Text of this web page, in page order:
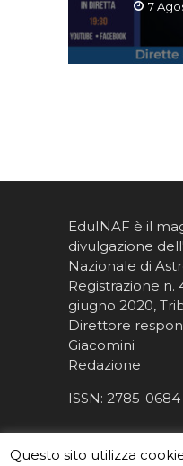
7
EduINAF è il
divulgazione
Nazionale di
Registrazione n.
giugno 2020,
Direttore
Giacomini
Redazione
ISSN: 2785-0684
Questo sito utilizza